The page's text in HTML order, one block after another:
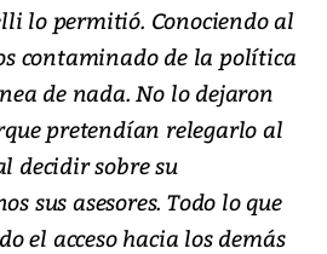
lo permitió. Conociendo al
contaminado de la política
de nada. No lo dejaron
pretendían relegarlo al
decidir sobre su
sus asesores. Todo lo que
el acceso hacia los demás